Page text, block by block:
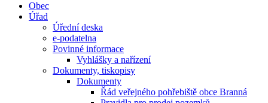
Obec
Úřad
Úřední deska
e-podatelna
Povinné informace
Vyhlášky a nařízení
Dokumenty, tiskopisy
Dokumenty
Řád veřejného pohřebiště obce Branná